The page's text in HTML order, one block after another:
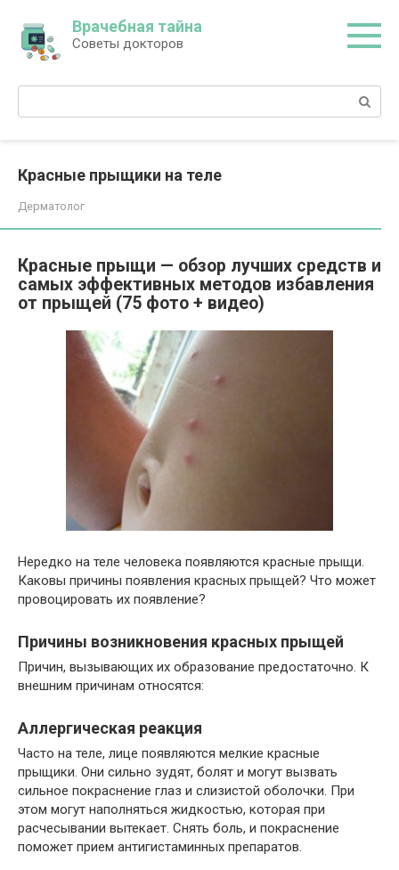
контенту
Врачебная тайна
Советы докторов
Поиск:
Красные прыщики на теле
Дерматолог
Красные прыщи — обзор лучших средств и
самых эффективных методов избавления
от прыщей (75 фото + видео)
Нередко на теле человека появляются красные прыщи.
Каковы причины появления красных прыщей? Что может
провоцировать их появление?
Причины возникновения красных прыщей
Причин, вызывающих их образование предостаточно. К
внешним причинам относятся:
Аллергическая реакция
Часто на теле, лице появляются мелкие красные
прыщики. Они сильно зудят, болят и могут вызвать
сильное покраснение глаз и слизистой оболочки. При
этом могут наполняться жидкостью, которая при
расчесывании вытекает. Снять боль, и покраснение
поможет прием антигистаминных препаратов.